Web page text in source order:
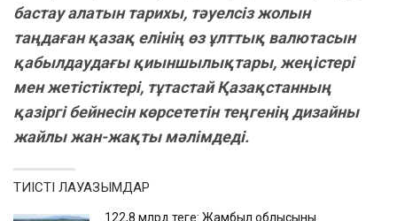
бастау алатын тарихы, тәуелсіз жолын
таңдаған қазақ елінің өз ұлттық валютасын
қабылдаудағы қиыншылықтары, жеңістері
мен жетістіктері, тұтастай Қазақстанның
қазіргі бейнесін көрсететін теңгенің дизайны
жайлы жан-жақты мәлімдеді.
ТИІСТІ ЛАУАЗЫМДАР
122,8 млрд теңге: Жамбыл облысының